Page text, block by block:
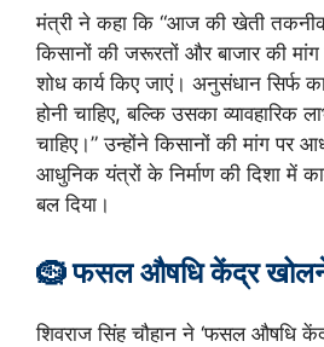
मंत्री ने कहा कि “आज की खेती तकनीक
किसानों की जरूरतों और बाजार की
शोध कार्य किए जाएं। अनुसंधान सिर्फ
होनी चाहिए, बल्कि उसका व्यावहारिक
चाहिए।” उन्होंने किसानों की मांग पर
आधुनिक यंत्रों के निर्माण की दिशा में
बल दिया।
🪹 फसल औषधि केंद्र खोलने
शिवराज सिंह चौहान ने ‘फसल औषधि